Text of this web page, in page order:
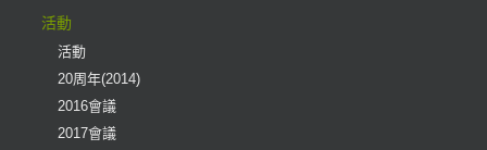
活動
活動
20周年(2014)
2016會議
2017會議